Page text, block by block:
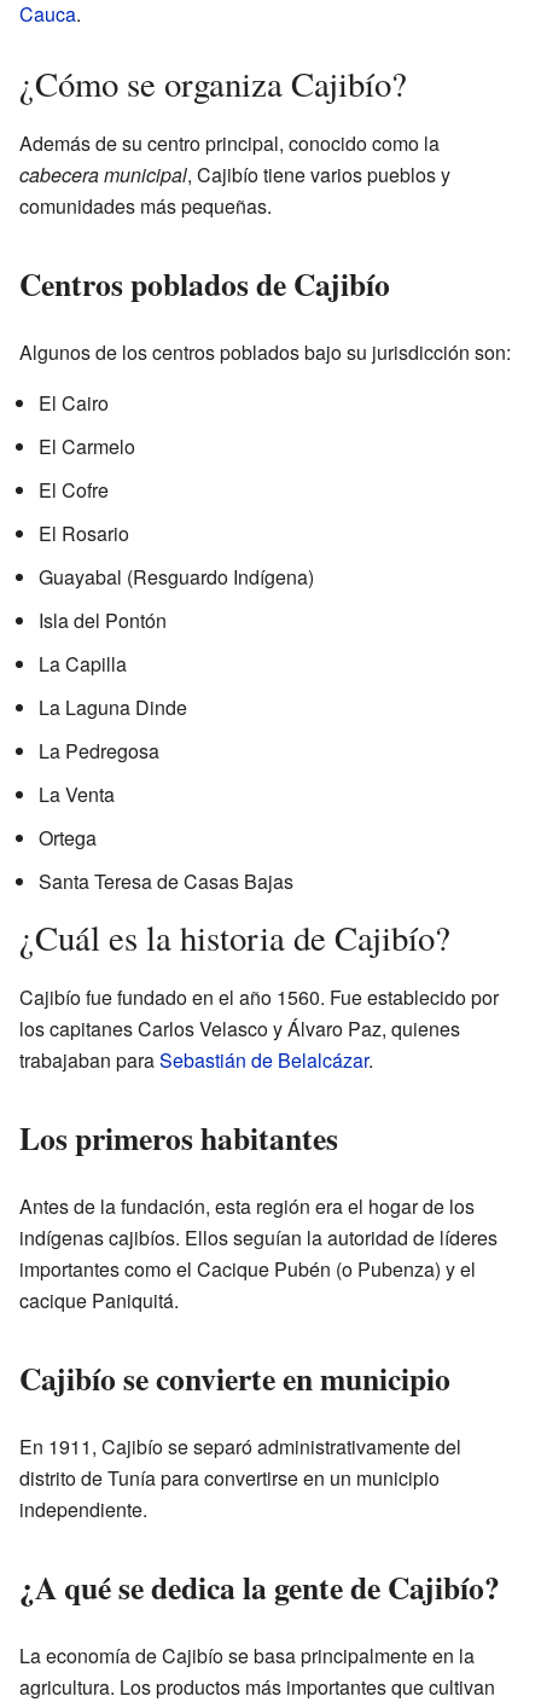
Cauca.
¿Cómo se organiza Cajibío?
Además de su centro principal, conocido como la
cabecera municipal, Cajibío tiene varios pueblos y
comunidades más pequeñas.
Centros poblados de Cajibío
Algunos de los centros poblados bajo su jurisdicción son:
El Cairo
El Carmelo
El Cofre
El Rosario
Guayabal (Resguardo Indígena)
Isla del Pontón
La Capilla
La Laguna Dinde
La Pedregosa
La Venta
Ortega
Santa Teresa de Casas Bajas
¿Cuál es la historia de Cajibío?
Cajibío fue fundado en el año 1560. Fue establecido por
los capitanes Carlos Velasco y Álvaro Paz, quienes
trabajaban paraSebastián de Belalcázar.
Los primeros habitantes
Antes de la fundación, esta región era el hogar de los
indígenas cajibíos. Ellos seguían la autoridad de líderes
importantes como el Cacique Pubén (o Pubenza) y el
cacique Paniquitá.
Cajibío se convierte en municipio
En 1911, Cajibío se separó administrativamente del
distrito de Tunía para convertirse en un municipio
independiente.
¿A qué se dedica la gente de Cajibío?
La economía de Cajibío se basa principalmente en la
agricultura. Los productos más importantes que cultivan